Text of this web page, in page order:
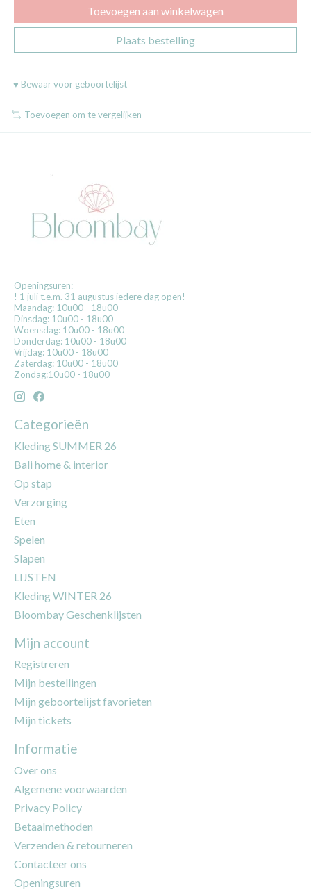
Toevoegen aan winkelwagen
Plaats bestelling
♥ Bewaar voor geboortelijst
Toevoegen om te vergelijken
Openingsuren:
! 1 juli t.e.m. 31 augustus iedere dag open!
Maandag: 10u00 - 18u00
Dinsdag: 10u00 - 18u00
Woensdag: 10u00 - 18u00
Donderdag: 10u00 - 18u00
Vrijdag: 10u00 - 18u00
Zaterdag: 10u00 - 18u00
Zondag:10u00 - 18u00
Categorieën
Kleding SUMMER 26
Bali home & interior
Op stap
Verzorging
Eten
Spelen
Slapen
LIJSTEN
Kleding WINTER 26
Bloombay Geschenklijsten
Mijn account
Registreren
Mijn bestellingen
Mijn geboortelijst favorieten
Mijn tickets
Informatie
Over ons
Algemene voorwaarden
Privacy Policy
Betaalmethoden
Verzenden & retourneren
Contacteer ons
Openingsuren